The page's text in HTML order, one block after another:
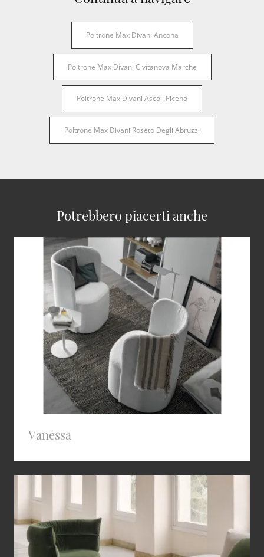
Poltrone Max Divani Ancona
Poltrone Max Divani Civitanova Marche
Poltrone Max Divani Ascoli Piceno
Poltrone Max Divani Roseto Degli Abruzzi
Potrebbero piacerti anche
Vanessa